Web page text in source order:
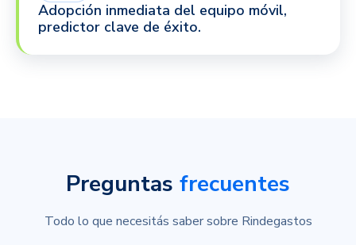
Adopción inmediata del equipo móvil,
predictor clave de éxito.
Preguntas frecuentes
Todo lo que necesitás saber sobre Rindegastos